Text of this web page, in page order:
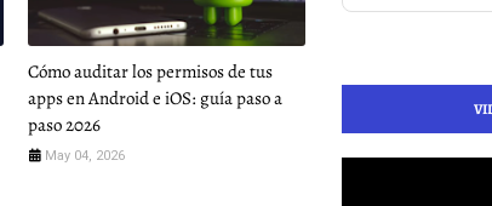
Cómo auditar los permisos de tus
apps en Android e iOS: guía paso a
paso 2026
May 04, 2026